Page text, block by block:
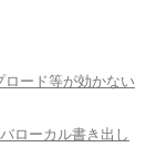
ロード等が効かない
ローカル書き出し